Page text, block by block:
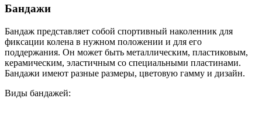
Бандажи
Бандаж представляет собой спортивный наколенник для
фиксации колена в нужном положении и для его
поддержания. Он может быть металлическим, пластиковым,
керамическим, эластичным со специальными пластинами.
Бандажи имеют разные размеры, цветовую гамму и дизайн.
Виды бандажей: